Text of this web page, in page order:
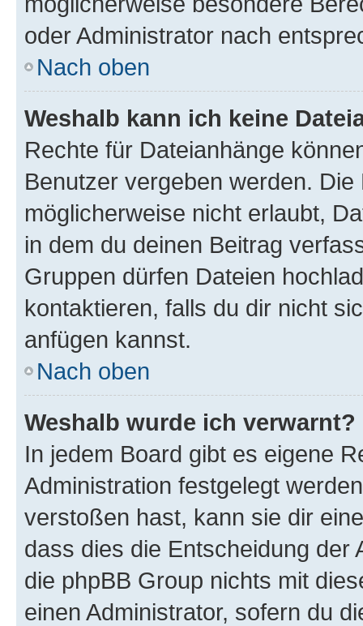
oder Administrator nach
Nach oben
Weshalb kann ich keine
Rechte für Dateianhänge
Benutzer vergeben werden.
möglicherweise nicht erlaubt,
in dem du deinen Beitrag
Gruppen dürfen Dateien
kontaktieren, falls du dir nicht
anfügen kannst.
Nach oben
Weshalb wurde ich verwarnt?
In jedem Board gibt es eigene
Administration festgelegt
verstoßen hast, kann sie dir
dass dies die Entscheidung der
die phpBB Group nichts mit
einen Administrator, sofern du